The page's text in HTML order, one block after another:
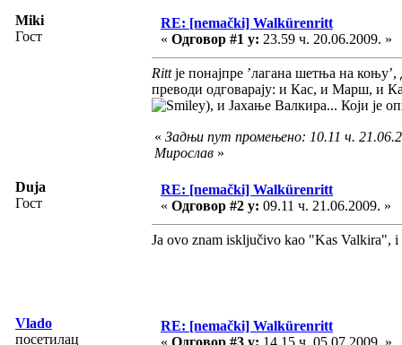
Miki
Гост
RE: [nemački] Walkürenritt
« Одговор #1 у: 23.59 ч. 20.06.2009. »
Rittје понајпре ’лагана шетња на коњу’,
преводи одговарају: и Кас, и Марш, и
), и Јахање Валкира... Који је
« Задњи пут промењено: 10.11 ч.
Мирослав »
Duja
Гост
RE: [nemački] Walkürenritt
« Одговор #2 у: 09.11 ч. 21.06.2009. »
Ja ovo znam isključivo kao "Kas Valkira",
Vlado
посетилац
RE: [nemački] Walkürenritt
« Одговор #3 у: 14.15 ч. 05.07.2009. »